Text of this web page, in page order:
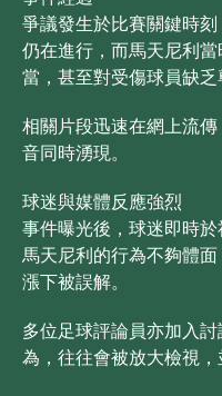
爭議發生於比賽關鍵時
仍在進行，而馬天尼利
當，甚至對受傷球員缺乏
相關片段迅速在網上流
音同時湧現。
球迷與媒體反應強烈
事件曝光後，球迷即時
馬天尼利的行為不夠體
漲下被誤解。
多位足球評論員亦加入
為，往往會被放大檢視，